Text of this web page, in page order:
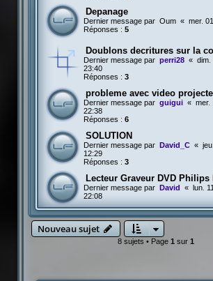
Depanage
Dernier message par Oum « mer.
Réponses : 5
Doublons decritures sur la
Dernier message par perri28 « dim.
23:40
Réponses : 3
probleme avec video
Dernier message par guigui « mer.
22:38
Réponses : 6
SOLUTION
Dernier message par David_C «
12:29
Réponses : 3
Lecteur Graveur DVD Philips
Dernier message par David « lun.
22:08
Nouveau sujet
8 sujets • Page 1 sur 1